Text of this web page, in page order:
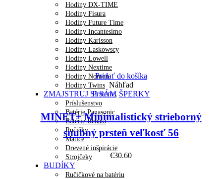
Hodiny DX-TIME
Hodiny Fisura
Hodiny Future Time
Hodiny Incantesimo
Hodiny Karlsson
Hodiny Laskowscy
Hodiny Lowell
Hodiny Nextime
Hodiny Nomon
Hodiny Twins
ZMAJSTRUJ SI SÁM
Príslušenstvo
Batérie Panasonic
Batérie Renata
Ručičky
Matice
Drevené inšpirácie
Strojčeky
BUDÍKY
Ručičkové na batériu
Pridať do košíka
Náhľad
Prstene, ŠPERKY
MINET+ Minimalistický strieborný
snubný prsteň veľkosť 56
€30.60